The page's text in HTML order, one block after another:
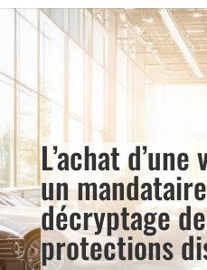
L’achat
un
décryptage
protections